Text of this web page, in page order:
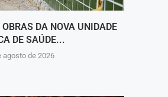
DA NOVA UNIDADE
DE SAÚDE...
agosto de 2026